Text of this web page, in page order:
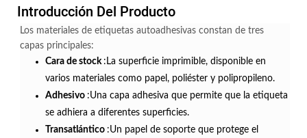
Introducción Del Producto
Los materiales de etiquetas autoadhesivas constan de tres
capas principales:
Cara de stock :La superficie imprimible, disponible en
varios materiales como papel, poliéster y polipropileno.
Adhesivo :Una capa adhesiva que permite que la etiqueta
se adhiera a diferentes superficies.
Transatlántico :Un papel de soporte que protege el